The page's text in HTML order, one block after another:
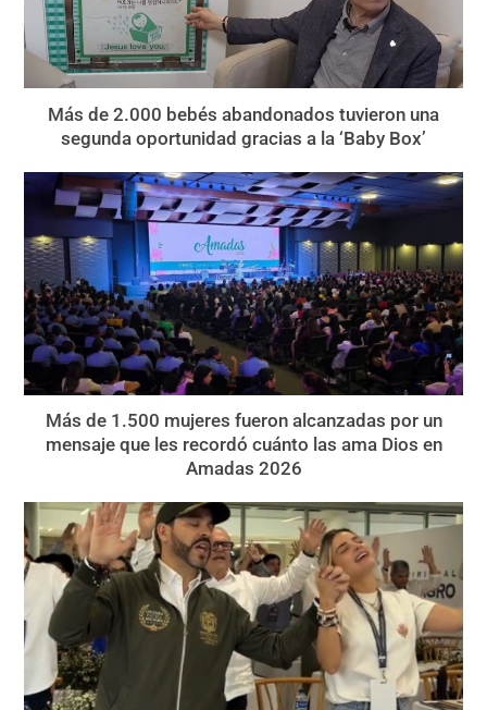
Más de 2.000 bebés abandonados tuvieron una
segunda oportunidad gracias a la ‘Baby Box’
Más de 1.500 mujeres fueron alcanzadas por un
mensaje que les recordó cuánto las ama Dios en
Amadas 2026